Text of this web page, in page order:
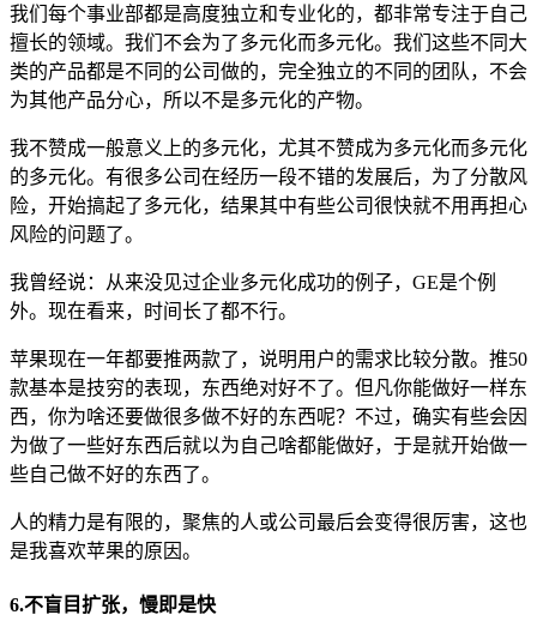
我们每个事业部都是高度独立和专业化的，都非常专注于自己
擅长的领域。我们不会为了多元化而多元化。我们这些不同大
类的产品都是不同的公司做的，完全独立的不同的团队，不会
为其他产品分心，所以不是多元化的产物。
我不赞成一般意义上的多元化，尤其不赞成为多元化而多元化
的多元化。有很多公司在经历一段不错的发展后，为了分散风
险，开始搞起了多元化，结果其中有些公司很快就不用再担心
风险的问题了。
我曾经说：从来没见过企业多元化成功的例子，GE是个例
外。现在看来，时间长了都不行。
苹果现在一年都要推两款了，说明用户的需求比较分散。推50
款基本是技穷的表现，东西绝对好不了。但凡你能做好一样东
西，你为啥还要做很多做不好的东西呢？不过，确实有些会因
为做了一些好东西后就以为自己啥都能做好，于是就开始做一
些自己做不好的东西了。
人的精力是有限的，聚焦的人或公司最后会变得很厉害，这也
是我喜欢苹果的原因。
6.不盲目扩张，慢即是快